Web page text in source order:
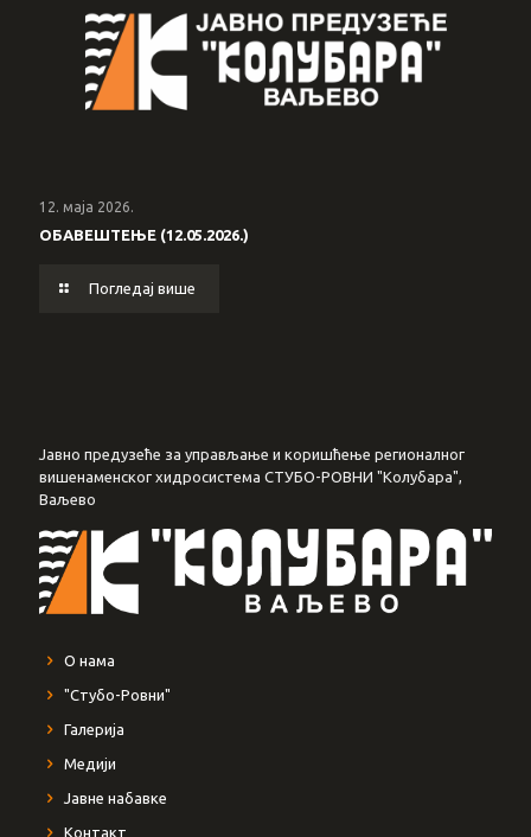
12. маја 2026.
ОБАВЕШТЕЊЕ (12.05.2026.)
Погледај више
Јавно предузеће за управљање и коришћење регионалног
вишенаменског хидросистема СТУБО-РОВНИ "Колубара",
Ваљево
О нама
"Стубо-Ровни"
Галерија
Медији
Јавне набавке
Контакт